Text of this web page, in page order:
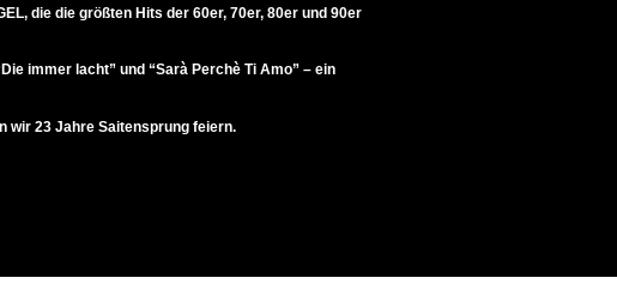
die die größten Hits der 60er, 70er, 80er und 90er
immer lacht” und “Sarà Perchè Ti Amo” – ein
wir 23 Jahre Saitensprung feiern.